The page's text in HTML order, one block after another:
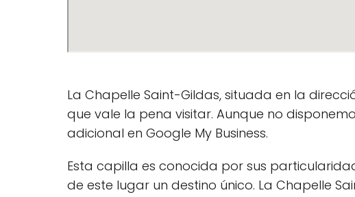
La Chapelle Saint-Gildas, situada en la
que vale la pena visitar. Aunque no
adicional en Google My Business.
Esta capilla es conocida por sus
de este lugar un destino único. La Chapelle